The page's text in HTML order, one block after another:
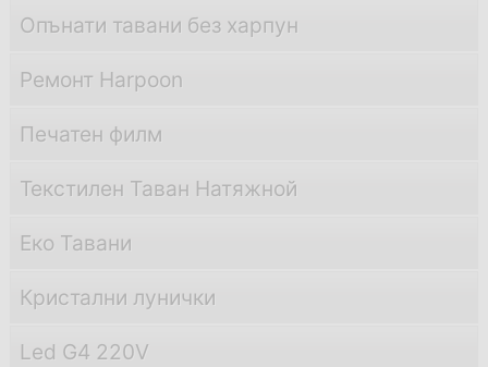
Опънати тавани без харпун
Ремонт Harpoon
Печатен филм
Текстилен Таван Натяжной
Еко Тавани
Кристални лунички
Led G4 220V